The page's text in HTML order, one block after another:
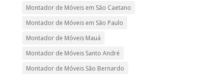
Montador de Móveis em São Caetano
Montador de Móveis em São Paulo
Montador de Móveis Mauá
Montador de Móveis Santo André
Montador de Móveis São Bernardo